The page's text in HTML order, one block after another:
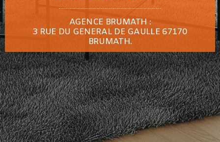
AGENCE BRUMATH :
3 RUE DU GENERAL DE GAULLE 67170
BRUMATH.